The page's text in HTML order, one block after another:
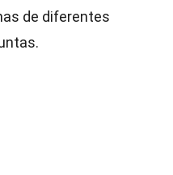
de diferentes